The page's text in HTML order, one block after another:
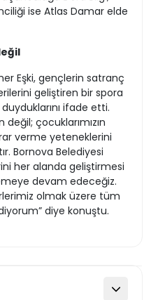
ise Atlas Damar elde
Eşki, gençlerin satranç
geliştiren bir spora
ifade etti.
çocuklarımızın
verme yeteneklerini
Bornova Belediyesi
her alanda geliştirmesi
devam edeceğiz.
olmak üzere tüm
diye konuştu.